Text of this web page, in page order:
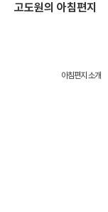
고도원의 아침편지
아침편지 소개